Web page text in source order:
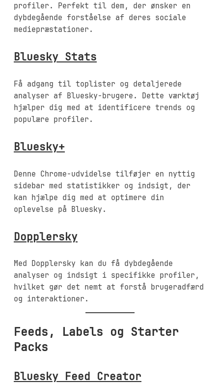
profiler. Perfekt til dem, der ønsker en
dybdegående forståelse af deres sociale
mediepræstationer.
Bluesky Stats
Få adgang til toplister og detaljerede
analyser af Bluesky-brugere. Dette værktøj
hjælper dig med at identificere trends og
populære profiler.
Bluesky+
Denne Chrome-udvidelse tilføjer en nyttig
sidebar med statistikker og indsigt, der
kan hjælpe dig med at optimere din
oplevelse på Bluesky.
Dopplersky
Med Dopplersky kan du få dybdegående
analyser og indsigt i specifikke profiler,
hvilket gør det nemt at forstå brugeradfærd
og interaktioner.
Feeds, Labels og Starter
Packs
Bluesky Feed Creator